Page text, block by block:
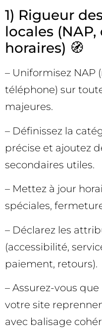
1) Rigueur
locales
horaires) 🧭
– Uniformisez NAP
téléphone) sur
majeures.
– Définissez la
précise et ajoutez
secondaires utiles.
– Mettez à jour
spéciales,
– Déclarez les
(accessibilité,
paiement, retours).
– Assurez-vous
votre site
avec balisage